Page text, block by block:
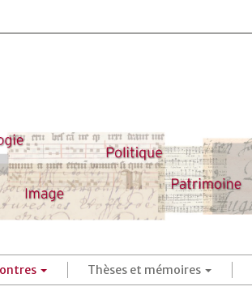
Thèses et mémoires